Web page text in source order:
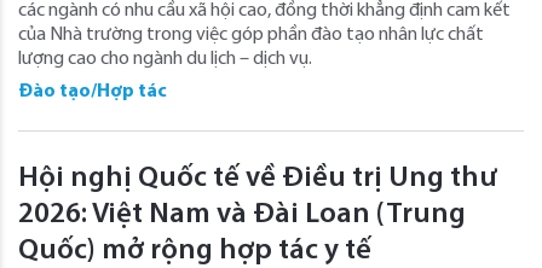
các ngành có nhu cầu xã hội cao, đồng thời khẳng định cam kết
của Nhà trường trong việc góp phần đào tạo nhân lực chất
lượng cao cho ngành du lịch – dịch vụ.
Đào tạo/Hợp tác
Hội nghị Quốc tế về Điều trị Ung thư
2026: Việt Nam và Đài Loan (Trung
Quốc) mở rộng hợp tác y tế